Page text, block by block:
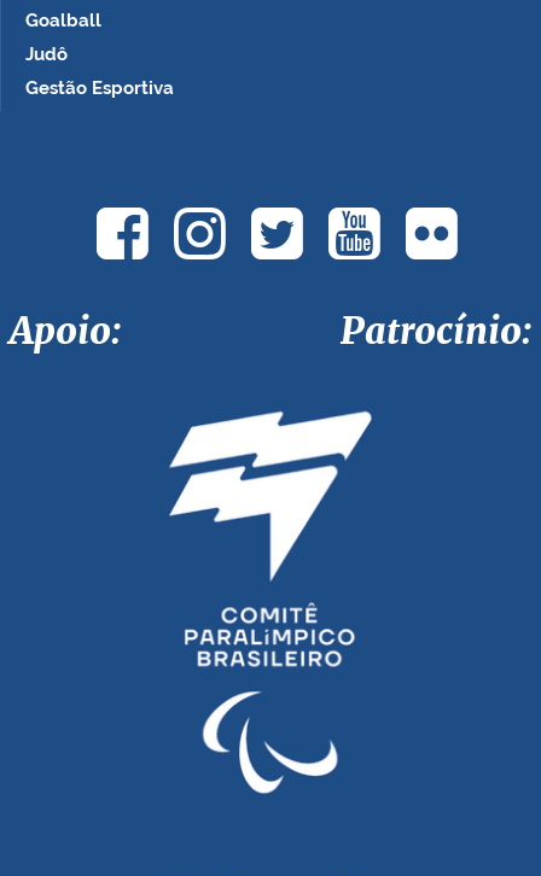
Goalball
Judô
Gestão Esportiva
Apoio: Patrocínio: